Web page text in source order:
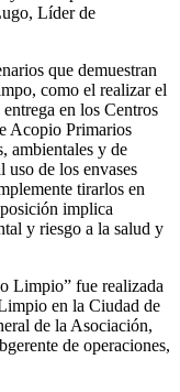
Líder de
que demuestran
como el realizar el
en los Centros
Acopio Primarios
ambientales y de
uso de los envases
tirarlos en
implica
y riesgo a la salud y
Limpio” fue realizada
en la Ciudad de
de la Asociación,
de operaciones,